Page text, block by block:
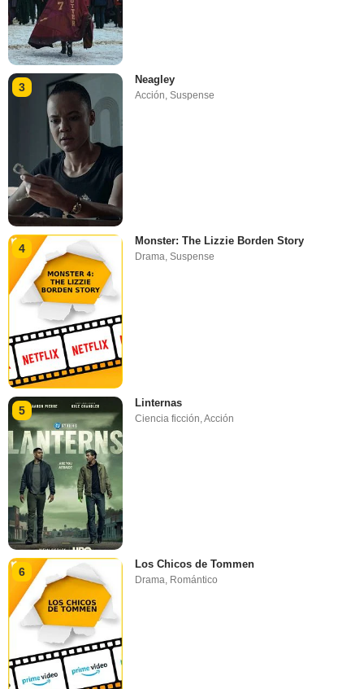
3
Neagley
Acción,Suspense
4
Monster: The Lizzie Borden Story
Drama,Suspense
5
Linternas
Ciencia ficción ,Acción
6
Los Chicos de Tommen
Drama, Romántico